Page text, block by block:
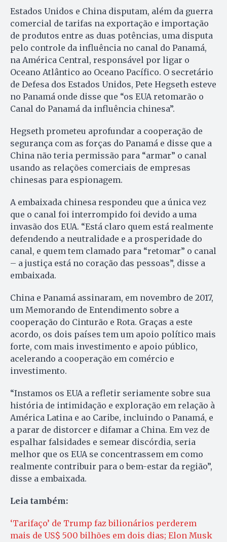
Estados Unidos e China disputam, além da guerra
comercial de tarifas na exportação e importação
de produtos entre as duas potências, uma disputa
pelo controle da influência no canal do Panamá,
na América Central, responsável por ligar o
Oceano Atlântico ao Oceano Pacífico. O secretário
de Defesa dos Estados Unidos, Pete Hegseth esteve
no Panamá onde disse que “os EUA retomarão o
Canal do Panamá da influência chinesa”.
Hegseth prometeu aprofundar a cooperação de
segurança com as forças do Panamá e disse que a
China não teria permissão para “armar” o canal
usando as relações comerciais de empresas
chinesas para espionagem.
A embaixada chinesa respondeu que a única vez
que o canal foi interrompido foi devido a uma
invasão dos EUA. “Está claro quem está realmente
defendendo a neutralidade e a prosperidade do
canal, e quem tem clamado para “retomar” o canal
– a justiça está no coração das pessoas”, disse a
embaixada.
China e Panamá assinaram, em novembro de 2017,
um Memorando de Entendimento sobre a
cooperação do Cinturão e Rota. Graças a este
acordo, os dois países tem um apoio político mais
forte, com mais investimento e apoio público,
acelerando a cooperação em comércio e
investimento.
“Instamos os EUA a refletir seriamente sobre sua
história de intimidação e exploração em relação à
América Latina e ao Caribe, incluindo o Panamá, e
a parar de distorcer e difamar a China. Em vez de
espalhar falsidades e semear discórdia, seria
melhor que os EUA se concentrassem em como
realmente contribuir para o bem-estar da região”,
disse a embaixada.
Leia também:
‘Tarifaço’ de Trump faz bilionários perderem
mais de US$ 500 bilhões em dois dias; Elon Musk